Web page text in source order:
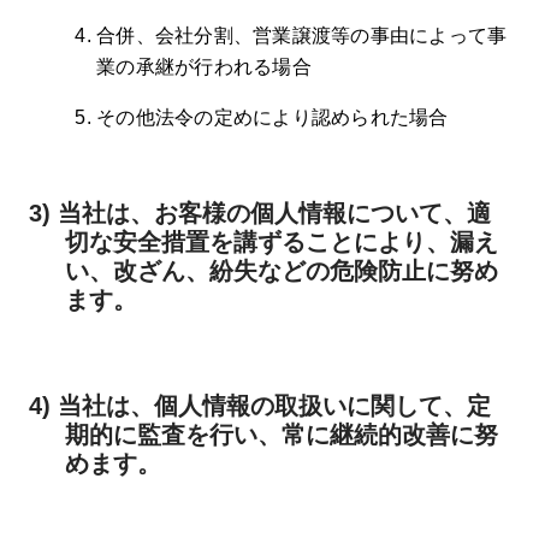
合併、会社分割、営業譲渡等の事由によって事
業の承継が行われる場合
その他法令の定めにより認められた場合
3) 当社は、お客様の個人情報について、適
切な安全措置を講ずることにより、漏え
い、改ざん、紛失などの危険防止に努め
ます。
4) 当社は、個人情報の取扱いに関して、定
期的に監査を行い、常に継続的改善に努
めます。